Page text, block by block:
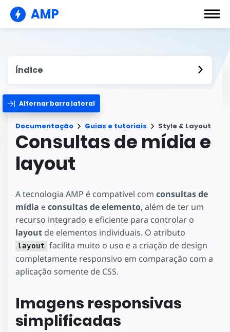
AMP
Índice
Alternar barra lateral
Documentação Guias e tutoriais Style & Layout
Consultas de mídia e
layout
A tecnologia AMP é compatível com consultas de
mídia econsultas de elemento, além de ter um
recurso integrado e eficiente para controlar o
layout de elementos individuais. O atributo
layout facilita muito o uso e a criação de design
completamente responsivo em comparação com a
aplicação somente de CSS.
Imagens responsivas
simplificadas